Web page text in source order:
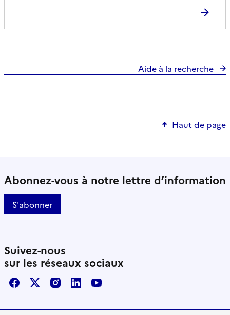
Aide à la recherche
Haut de page
Abonnez-vous à notre lettre d’information
S'abonner
Suivez-nous
sur les réseaux sociaux
FacebookX / TwitterInstagram
LinkedInYoutube